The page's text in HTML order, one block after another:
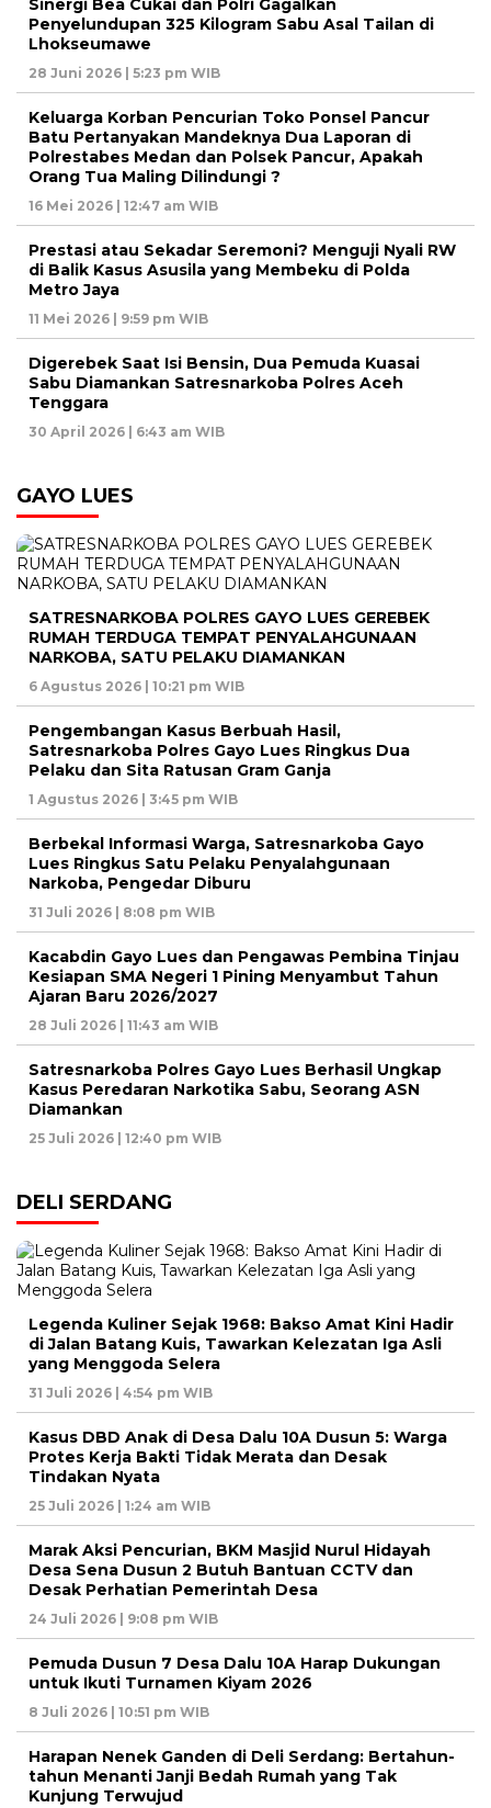
Sinergi Bea Cukai dan Polri Gagalkan
Penyelundupan 325 Kilogram Sabu Asal Tailan di
Lhokseumawe
28 Juni 2026 | 5:23 pm WIB
Keluarga Korban Pencurian Toko Ponsel Pancur
Batu Pertanyakan Mandeknya Dua Laporan di
Polrestabes Medan dan Polsek Pancur, Apakah
Orang Tua Maling Dilindungi ?
16 Mei 2026 | 12:47 am WIB
Prestasi atau Sekadar Seremoni? Menguji Nyali RW
di Balik Kasus Asusila yang Membeku di Polda
Metro Jaya
11 Mei 2026 | 9:59 pm WIB
Digerebek Saat Isi Bensin, Dua Pemuda Kuasai
Sabu Diamankan Satresnarkoba Polres Aceh
Tenggara
30 April 2026 | 6:43 am WIB
GAYO LUES
SATRESNARKOBA POLRES GAYO LUES GEREBEK
RUMAH TERDUGA TEMPAT PENYALAHGUNAAN
NARKOBA, SATU PELAKU DIAMANKAN
6 Agustus 2026 | 10:21 pm WIB
Pengembangan Kasus Berbuah Hasil,
Satresnarkoba Polres Gayo Lues Ringkus Dua
Pelaku dan Sita Ratusan Gram Ganja
1 Agustus 2026 | 3:45 pm WIB
Berbekal Informasi Warga, Satresnarkoba Gayo
Lues Ringkus Satu Pelaku Penyalahgunaan
Narkoba, Pengedar Diburu
31 Juli 2026 | 8:08 pm WIB
Kacabdin Gayo Lues dan Pengawas Pembina Tinjau
Kesiapan SMA Negeri 1 Pining Menyambut Tahun
Ajaran Baru 2026/2027
28 Juli 2026 | 11:43 am WIB
Satresnarkoba Polres Gayo Lues Berhasil Ungkap
Kasus Peredaran Narkotika Sabu, Seorang ASN
Diamankan
25 Juli 2026 | 12:40 pm WIB
DELI SERDANG
Legenda Kuliner Sejak 1968: Bakso Amat Kini Hadir
di Jalan Batang Kuis, Tawarkan Kelezatan Iga Asli
yang Menggoda Selera
31 Juli 2026 | 4:54 pm WIB
Kasus DBD Anak di Desa Dalu 10A Dusun 5: Warga
Protes Kerja Bakti Tidak Merata dan Desak
Tindakan Nyata
25 Juli 2026 | 1:24 am WIB
Marak Aksi Pencurian, BKM Masjid Nurul Hidayah
Desa Sena Dusun 2 Butuh Bantuan CCTV dan
Desak Perhatian Pemerintah Desa
24 Juli 2026 | 9:08 pm WIB
Pemuda Dusun 7 Desa Dalu 10A Harap Dukungan
untuk Ikuti Turnamen Kiyam 2026
8 Juli 2026 | 10:51 pm WIB
Harapan Nenek Ganden di Deli Serdang: Bertahun-
tahun Menanti Janji Bedah Rumah yang Tak
Kunjung Terwujud